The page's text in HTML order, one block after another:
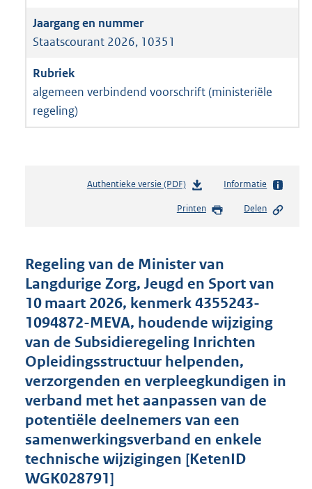
Staatscourant 2026, 10351
algemeen verbindend voorschrift (ministeriële
regeling)
Authentieke versie (PDF)b
s
d
s
g
o
o
t
e
:
3
9
1
K
Informatie
Printen Delen
Regeling van de Minister van
Langdurige Zorg, Jeugd en Sport van
10 maart 2026, kenmerk 4355243-
1094872-MEVA, houdende wijziging
van de Subsidieregeling Inrichten
Opleidingsstructuur helpenden,
verzorgenden en verpleegkundigen in
verband met het aanpassen van de
potentiële deelnemers van een
samenwerkingsverband en enkele
technische wijzigingen [KetenID
WGK028791]